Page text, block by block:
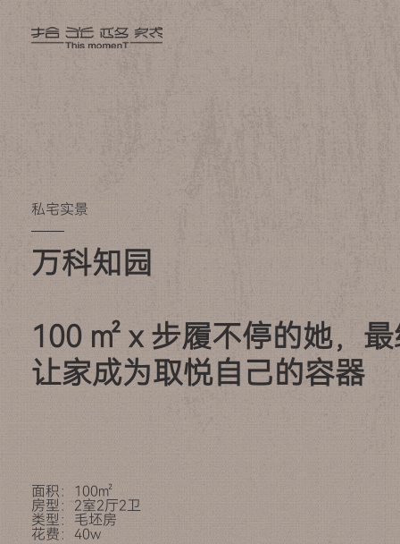
私宅实景
万科知园
100 ㎡ x 步履不停的她，
让家成为取悦自己的容器
面积：100㎡
房型：2室2厅2卫
类型：毛坯房
花费：40w